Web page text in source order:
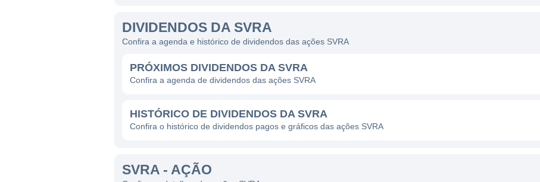
DIVIDENDOS DA SVRA
Confira a agenda e histórico de dividendos das ações SVRA
PRÓXIMOS DIVIDENDOS DA SVRA
Confira a agenda de dividendos das ações SVRA
HISTÓRICO DE DIVIDENDOS DA SVRA
Confira o histórico de dividendos pagos e gráficos das ações SVRA
SVRA - AÇÃO